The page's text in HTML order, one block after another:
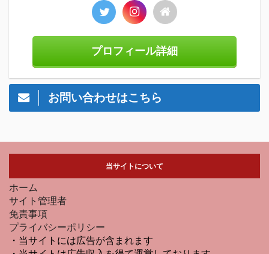
プロフィール詳細
お問い合わせはこちら
当サイトについて
ホーム
サイト管理者
免責事項
プライバシーポリシー
・当サイトには広告が含まれます